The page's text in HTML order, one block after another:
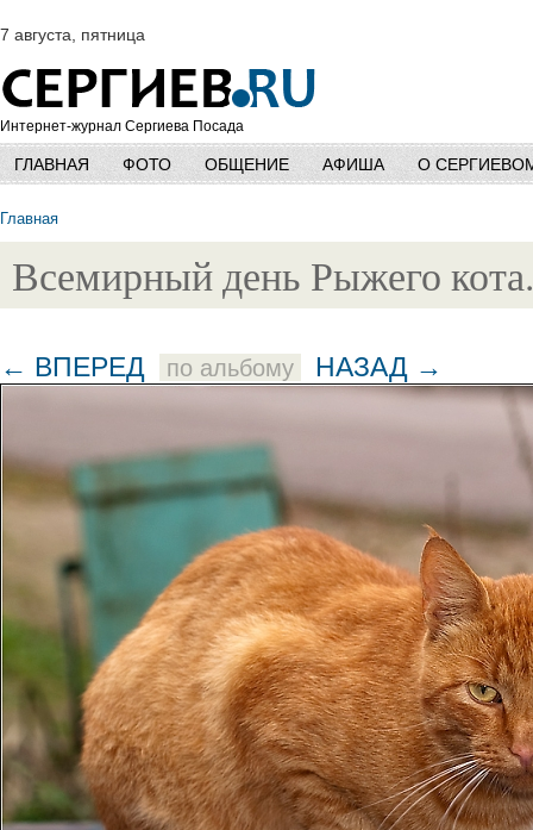
7 августа, пятница
Интернет-журнал Сергиева Посада
ГЛАВНАЯ ФОТО ОБЩЕНИЕ АФИША О
Главная
Всемирный день Рыжего
← ВПЕРЕД по альбому НАЗАД →